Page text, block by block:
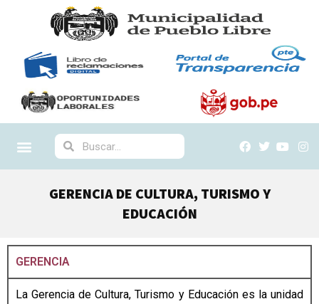
GERENCIA DE CULTURA, TURISMO Y
EDUCACIÓN
GERENCIA
La Gerencia de Cultura, Turismo y Educación es la unidad